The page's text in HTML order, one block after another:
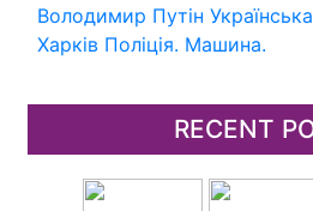
Володимир Путін
Харків Поліція. Машина.
RECENT